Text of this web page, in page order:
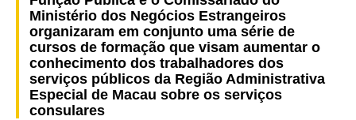
Ministério dos Negócios Estrangeiros
organizaram em conjunto uma série de
cursos de formação que visam aumentar o
conhecimento dos trabalhadores dos
serviços públicos da Região Administrativa
Especial de Macau sobre os serviços
consulares